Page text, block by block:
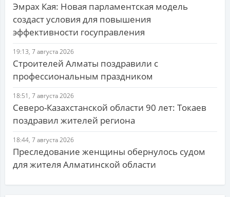
Эмрах Кая: Новая парламентская модель
создаст условия для повышения
эффективности госуправления
19:13, 7 августа 2026
Строителей Алматы поздравили с
профессиональным праздником
18:51, 7 августа 2026
Северо-Казахстанской области 90 лет: Токаев
поздравил жителей региона
18:44, 7 августа 2026
Преследование женщины обернулось судом
для жителя Алматинской области